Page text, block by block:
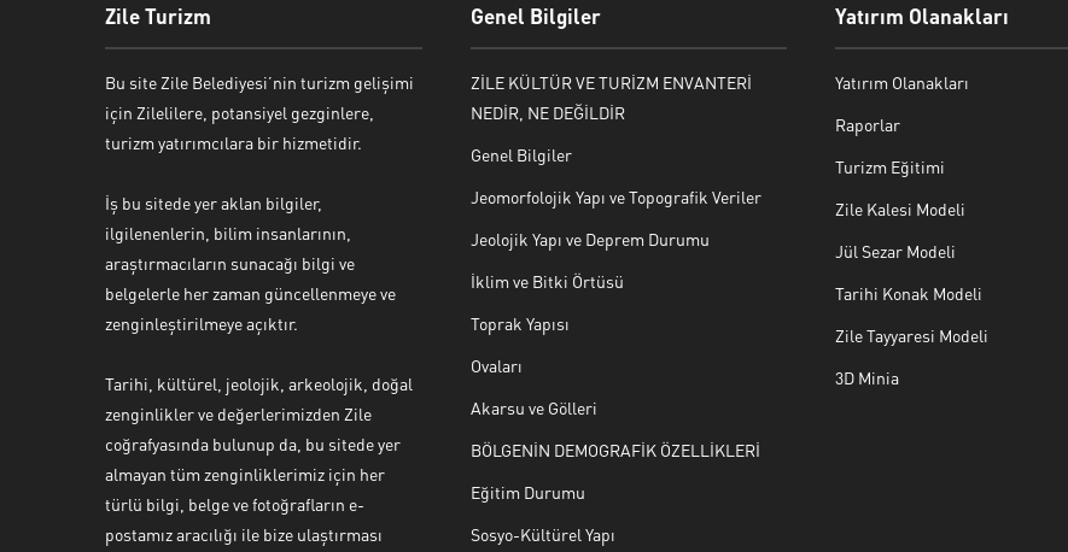
Zile Turizm
Bu site Zile Belediyesi’nin turizm gelişimi
için Zilelilere, potansiyel gezginlere,
turizm yatırımcılara bir hizmetidir.
İş bu sitede yer aklan bilgiler,
ilgilenenlerin, bilim insanlarının,
araştırmacıların sunacağı bilgi ve
belgelerle her zaman güncellenmeye ve
zenginleştirilmeye açıktır.
Tarihi, kültürel, jeolojik, arkeolojik, doğal
zenginlikler ve değerlerimizden Zile
coğrafyasında bulunup da, bu sitede yer
almayan tüm zenginliklerimiz için her
türlü bilgi, belge ve fotoğrafların e-
postamız aracılığı ile bize ulaştırması
Genel Bilgiler
ZİLE KÜLTÜR VE TURİZM ENVANTERİ
NEDİR, NE DEĞİLDİR
Genel Bilgiler
Jeomorfolojik Yapı ve Topografik Veriler
Jeolojik Yapı ve Deprem Durumu
İklim ve Bitki Örtüsü
Toprak Yapısı
Ovaları
Akarsu ve Gölleri
BÖLGENİN DEMOGRAFİK ÖZELLİKLERİ
Eğitim Durumu
Sosyo-Kültürel Yapı
Yatırım Olanakları
Yatırım Olanakları
Raporlar
Turizm Eğitimi
Zile Kalesi Modeli
Jül Sezar Modeli
Tarihi Konak Modeli
Zile Tayyaresi Modeli
3D Minia
Yaşar Erkan İÇEN